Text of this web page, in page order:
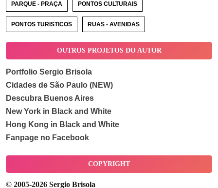
PARQUE - PRAÇA PONTOS CULTURAIS
PONTOS TURISTICOS RUAS - AVENIDAS
OUTROS PROJETOS DO AUTOR
Portfolio Sergio Brisola
Cidades de São Paulo (NEW)
Descubra Buenos Aires
New York in Black and White
Hong Kong in Black and White
Fanpage no Facebook
COPYRIGHT
© 2005-2026 Sergio Brisola